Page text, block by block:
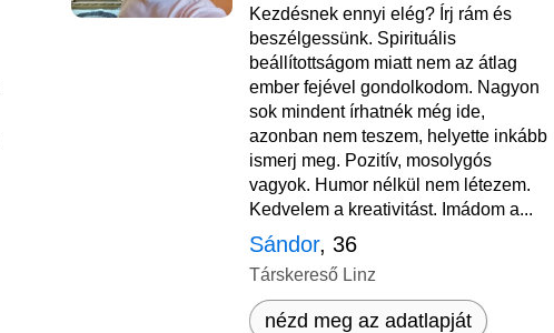
Kezdésnek ennyi elég? Írj rám és
beszélgessünk. Spirituális
beállítottságom miatt nem az átlag
ember fejével gondolkodom. Nagyon
sok mindent írhatnék még ide,
azonban nem teszem, helyette inkább
ismerj meg. Pozitív, mosolygós
vagyok. Humor nélkül nem létezem.
Kedvelem a kreativitást. Imádom a...
Sándor, 36
Társkereső Linz
nézd meg az adatlapját